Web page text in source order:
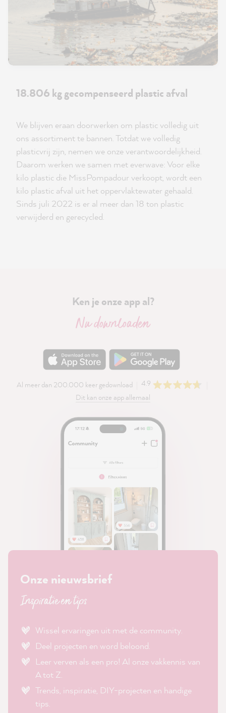
18.806 kg gecompenseerd plastic afval
We blijven eraan doorwerken om plastic volledig uit
ons assortiment te bannen. Totdat we volledig
plasticvrij zijn, nemen we onze verantwoordelijkheid.
Daarom werken we samen met everwave: Voor elke
kilo plastic die MissPompadour verkoopt, wordt een
kilo plastic afval uit het oppervlaktewater gehaald.
Sinds juli 2022 is er al meer dan 18 ton plastic
verwijderd en gerecycled.
Ken je onze app al?
Nu downloaden
Al meer dan 200.000 keer gedownload
4.9
Dit kan onze app allemaal
Onze nieuwsbrief
Inspiratie en tips
Wissel ervaringen uit met de community.
Deel projecten en word beloond.
Leer verven als een pro! Al onze vakkennis van
A tot Z.
Trends, inspiratie, DIY-projecten en handige
tips.